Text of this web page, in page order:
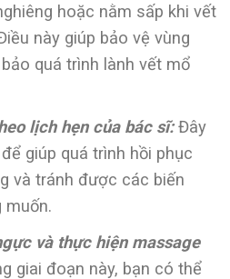
hoặc nằm sấp khi vết
này giúp bảo vệ vùng
quá trình lành vết mổ
lịch hẹn của bác sĩ:Đây
giúp quá trình hồi phục
và tránh được các biến
muốn.
và thực hiện massage
giai đoạn này, bạn có thể